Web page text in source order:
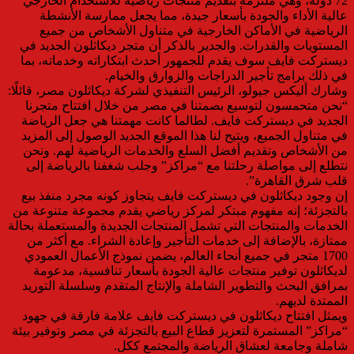
عالية الأداء والجودة بأسعار جيدة، مما يجعل ممارسة الأنشطة
الرياضية في الأماكن الخارجية في متناول الأشخاص من جميع
المستويات والقدرات. والجدير بالذكر أن متجر ديكاثلون الجديد في
ديستركت فايف سوف يقدم للجمهور أحدث ابتكاراته وخدماته، بما
في ذلك برامج تأجير الدراجات والزوارق والخيام.
وشارك أليكس جيولو، الرئيس التنفيذي لشركة ديكاثلون مصر، قائلًا:
“نحن متحمسون لتوسيع بصمتنا في مصر من خلال افتتاح متجرنا
الجديد في ديستركت فايف. لطالما كانت مهمتنا هي جعل الرياضة
في متناول الجميع، ويتيح لنا هذا الموقع الجديد الوصول إلى المزيد
من الأشخاص وتقديم أفضل السلع والخدمات الرياضية لهم. ونحن
نتطلع إلى مواصلة رحلتنا مع “مراكز” وجلب شغفنا بالرياضة إلى
قلب شرق القاهرة”.
إن وجود ديكاثلون في ديستركت فايف يتجاوز كونه مجرد منفذ بيع
بالتجزئة؛ إنه مفهوم مبتكر لمركز رياضي يقدم مجموعة متنوعة من
الخدمات والمنتجات التي تشمل المنتجات الجديدة والمستعملة بحالة
ممتازة، بالإضافة إلى خدمات التأجير وإعادة الشراء. مع أكثر من
1700 متجر في جميع أنحاء العالم، يضمن نموذج الأعمال العمودي
لديكاثلون توفير منتجات عالية الجودة بأسعار تنافسية، مدعومة
بمرافق البحث والتطوير الشاملة والإنتاج المتقدم وسلسلة التوريد
الممتدة لديهم.
ويمثل افتتاح ديكاثلون في ديستركت فايف علامة فارقة في جهود
“مراكز” المستمرة لتعزيز قطاع البيع بالتجزئة في مصر وتوفير بيئة
شاملة وجامعة لعشاق الرياضة والمجتمع ككل.